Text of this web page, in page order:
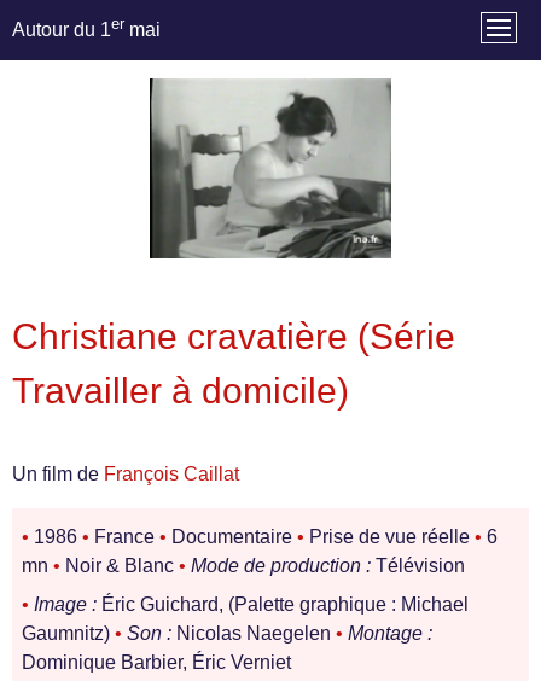
Autour du 1er mai
Christiane cravatière (Série
Travailler à domicile)
Un film de François Caillat
• 1986 • France • Documentaire • Prise de vue réelle • 6
mn • Noir & Blanc • Mode de production : Télévision
• Image : Éric Guichard, (Palette graphique : Michael
Gaumnitz) • Son : Nicolas Naegelen • Montage :
Dominique Barbier, Éric Verniet